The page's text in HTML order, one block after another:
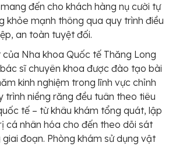
đến cho khách hàng nụ cười tự
khỏe mạnh thông qua quy trình điều
an toàn tuyệt đối.
Nha khoa Quốc tế Thăng Long
sĩ chuyên khoa được đào tạo bài
kinh nghiệm trong lĩnh vực chỉnh
trình niềng răng đều tuân theo tiêu
tế – từ khâu khám tổng quát, lập
cá nhân hóa cho đến theo dõi sát
đoạn. Phòng khám sử dụng vật